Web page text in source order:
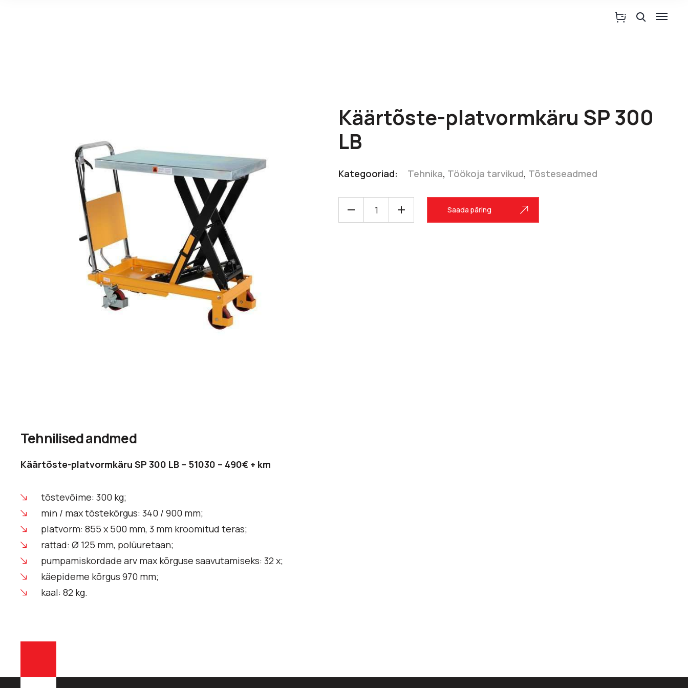
Käärtõste-platvormkäru SP 300
LB
Kategooriad: Tehnika, Töökoja tarvikud, Tõsteseadmed
Saada päring
Tehnilised andmed
Käärtõste-platvormkäru SP 300 LB – 51030 – 490€ + km
tõstevõime: 300 kg;
min / max tõstekõrgus: 340 / 900 mm;
platvorm: 855 x 500 mm, 3 mm kroomitud teras;
rattad: Ø 125 mm, polüuretaan;
pumpamiskordade arv max kõrguse saavutamiseks: 32 x;
käepideme kõrgus 970 mm;
kaal: 82 kg.